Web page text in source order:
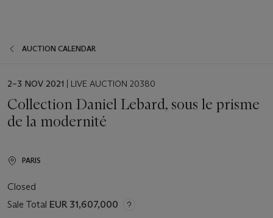
AUCTION CALENDAR
EVENT
2–3 NOV 2021 | LIVE AUCTION 20380
Collection Daniel Lebard, sous le prisme
de la modernité
PARIS
Closed
Sale Total EUR 31,607,000